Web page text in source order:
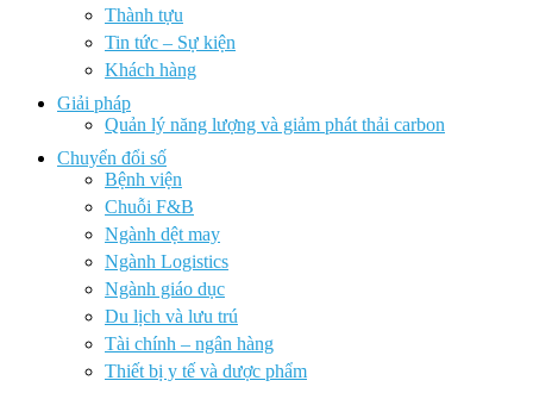
Thành tựu
Tin tức – Sự kiện
Khách hàng
Giải pháp
Quản lý năng lượng và giảm phát thải carbon
Chuyển đổi số
Bệnh viện
Chuỗi F&B
Ngành dệt may
Ngành Logistics
Ngành giáo dục
Du lịch và lưu trú
Tài chính – ngân hàng
Thiết bị y tế và dược phẩm